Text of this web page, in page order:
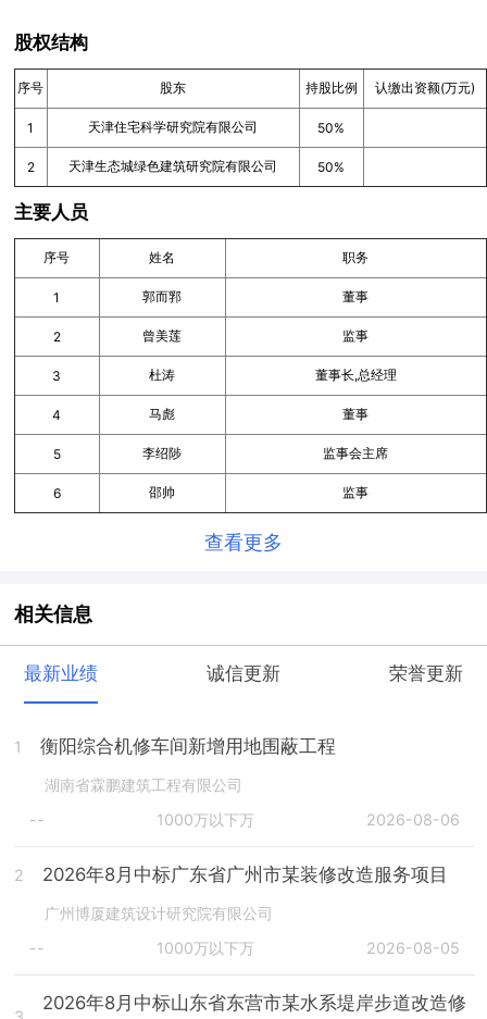
股权结构
序号 股东 持股比例 认缴出资额(万元)
1 天津住宅科学研究院有限公司 50%
2 天津生态城绿色建筑研究院有限公司 50%
主要人员
序号 姓名 职务
1 郭而郛 董事
2 曾美莲 监事
3 杜涛 董事长,总经理
4 马彪 董事
5 李绍陟 监事会主席
6 邵帅 监事
查看更多
相关信息
最新业绩 诚信更新 荣誉更新
1 衡阳综合机修车间新增用地围蔽工程
湖南省霖鹏建筑工程有限公司
--
1000万以下万 2026-08-06
2 2026年8月中标广东省广州市某装修改造服务项目
广州博厦建筑设计研究院有限公司
--
1000万以下万 2026-08-05
2026年8月中标山东省东营市某水系堤岸步道改造修